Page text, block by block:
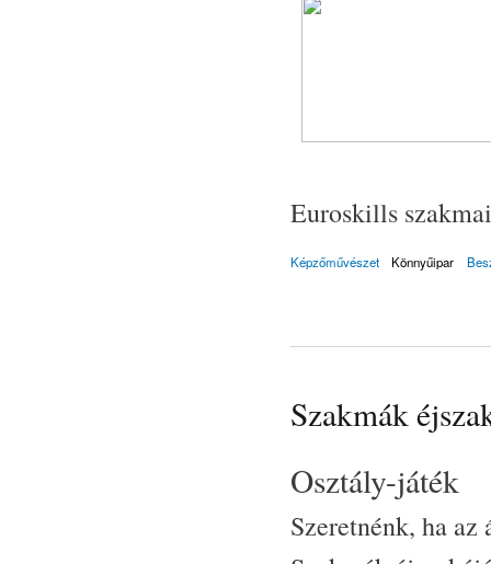
Euroskills
Képzőművészet Könnyűipar
Szakmák
Osztály-játék
Szeretnénk, ha